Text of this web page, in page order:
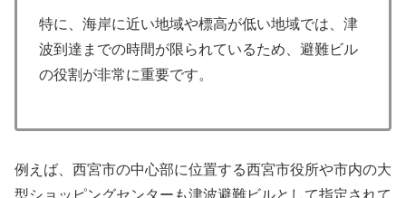
特に、海岸に近い地域や標高が低い地域では、津
波到達までの時間が限られているため、避難ビル
の役割が非常に重要です。
例えば、西宮市の中心部に位置する西宮市役所や市内の大
型ショッピングセンターも津波避難ビルとして指定されて